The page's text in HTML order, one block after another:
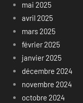
mai 2025
avril 2025
mars 2025
février 2025
janvier 2025
décembre 2024
novembre 2024
octobre 2024